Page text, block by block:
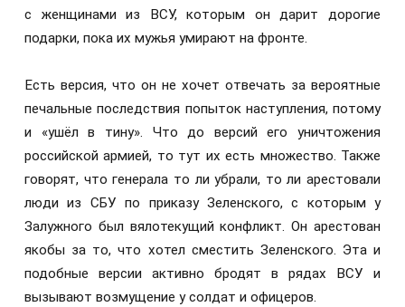
с женщинами из ВСУ, которым он дарит дорогие
подарки, пока их мужья умирают на фронте.
Есть версия, что он не хочет отвечать за вероятные
печальные последствия попыток наступления, потому
и «ушёл в тину». Что до версий его уничтожения
российской армией, то тут их есть множество. Также
говорят, что генерала то ли убрали, то ли арестовали
люди из СБУ по приказу Зеленского, с которым у
Залужного был вялотекущий конфликт. Он арестован
якобы за то, что хотел сместить Зеленского. Эта и
подобные версии активно бродят в рядах ВСУ и
вызывают возмущение у солдат и офицеров.